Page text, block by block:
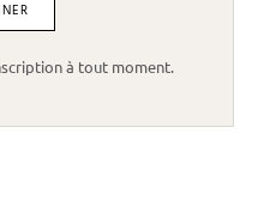
à tout moment.